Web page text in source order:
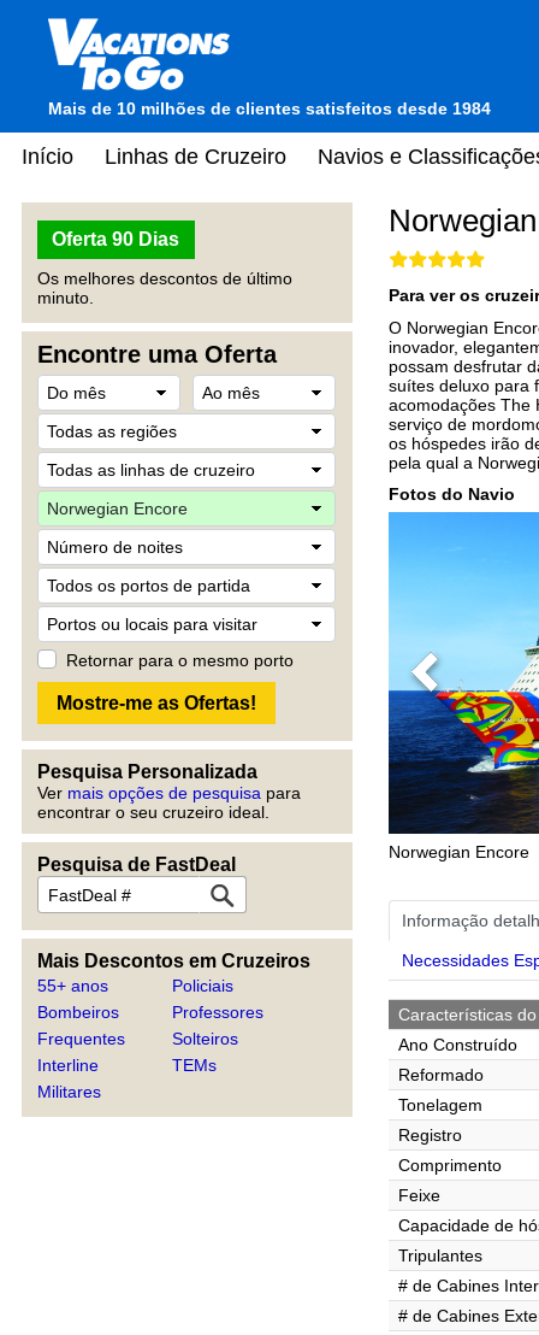
Mais de 10 milhões de clientes satisfeitos desde 1984
Início Linhas de Cruzeiro Navios e
Oferta 90 Dias
Os melhores descontos de último
minuto.
Encontre uma Oferta
Retornar para o mesmo porto
Pesquisa Personalizada
Ver mais opções de pesquisa para
encontrar o seu cruzeiro ideal.
Pesquisa de FastDeal
Mais Descontos em Cruzeiros
55+ anos
Bombeiros
Frequentes
Interline
Militares
Policiais
Professores
Solteiros
TEMs
Para ver os
O Norwegian
inovador,
possam desfrutar
suítes deluxo para
acomodações The
serviço de
os hóspedes irão
pela qual a
Fotos do Navio
Previous
Norwegian Encore
Informação
Necessidades
Características
Ano Construído
Reformado
Tonelagem
Registro
Comprimento
Feixe
Capacidade de
Tripulantes
# de Cabines
# de Cabines